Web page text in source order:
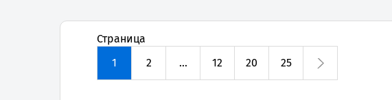
Страница
1
2 ... 12 20 25